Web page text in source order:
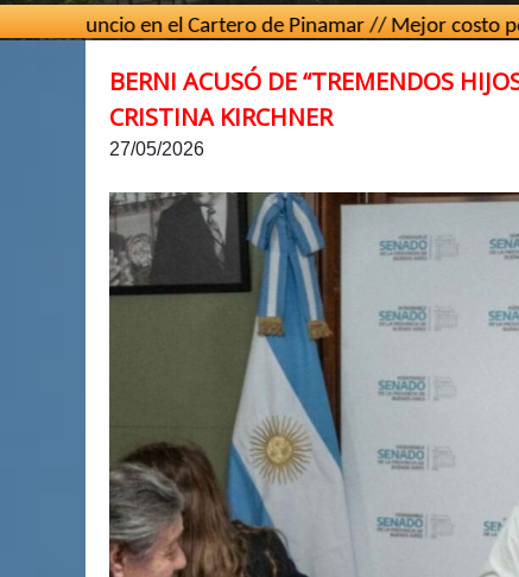
en el Cartero de Pinamar // Mejor costo por
BERNI ACUSÓ DE “TREMENDOS
CRISTINA KIRCHNER
27/05/2026